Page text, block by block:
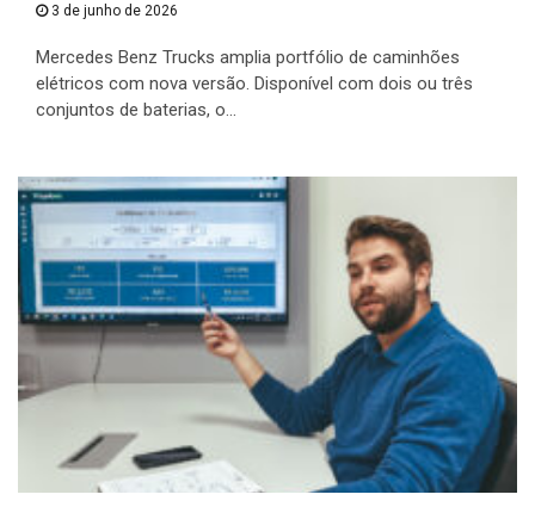
3 de junho de 2026
Mercedes Benz Trucks amplia portfólio de caminhões
elétricos com nova versão. Disponível com dois ou três
conjuntos de baterias, o...